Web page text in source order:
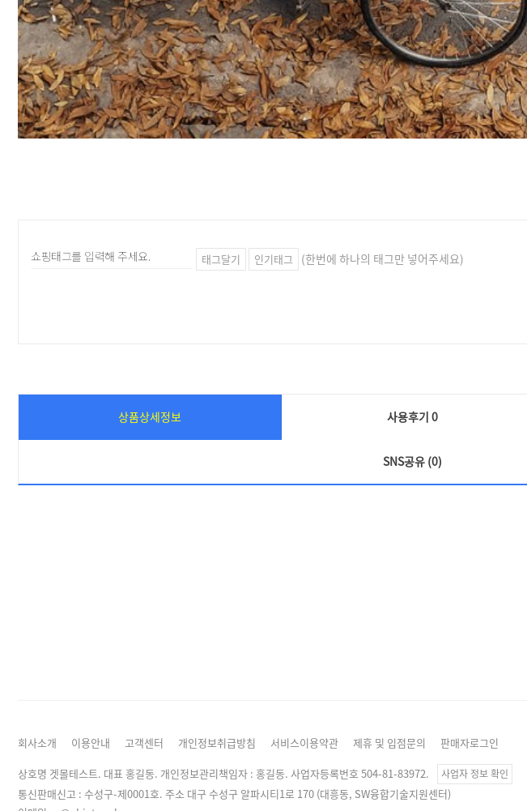
태그달기 인기태그 (한번에 하나의 태그만 넣어주세요)
상품상세정보 사용후기 0
SNS공유 (0)
회사소개 이용안내 고객센터 개인정보취급방침 서비스이용약관 제휴 및 입점문의
판매자로그인
상호명 겟몰테스트. 대표 홍길동. 개인정보관리책임자 : 홍길동. 사업자등록번호 504-81-83972. 사업자 정보 확인
통신판매신고 : 수성구-제0001호. 주소 대구 수성구 알파시티1로 170 (대흥동, SW융합기술지원센터)